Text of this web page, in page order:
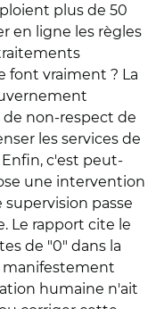
plus de 50
en ligne les règles
font vraiment ? La
de non-respect de
les services de
Enfin, c'est peut-
une intervention
passe
Le rapport cite le
de "0" dans la
manifestement
humaine n'ait